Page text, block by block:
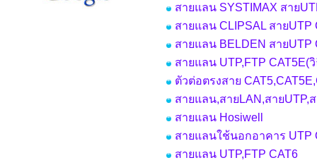
สายแลน SYSTIMAX สาย
สายแลน CLIPSAL สายUTP
สายแลน BELDEN สายUTP
สายแลน UTP,FTP
ตัวต่อตรงสาย
สายแลน,สายLAN,สายUTP,
สายแลน Hosiwell
สายแลนใช้นอกอาคาร UTP
สายแลน UTP,FTP CAT6